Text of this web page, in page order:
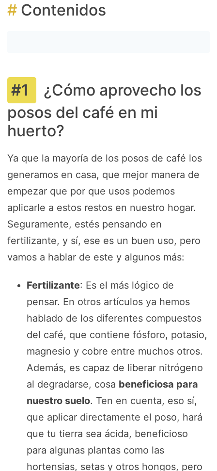
Contenidos
¿Cómo aprovecho los
posos del café en mi
huerto?
Ya que la mayoría de los posos de café los
generamos en casa, que mejor manera de
empezar que por que usos podemos
aplicarle a estos restos en nuestro hogar.
Seguramente, estés pensando en
fertilizante, y sí, ese es un buen uso, pero
vamos a hablar de este y algunos más:
Fertilizante: Es el más lógico de
pensar. En otros artículos ya hemos
hablado de los diferentes compuestos
del café, que contiene fósforo, potasio,
magnesio y cobre entre muchos otros.
Además, es capaz de liberar nitrógeno
al degradarse, cosa beneficiosa para
nuestro suelo. Ten en cuenta, eso sí,
que aplicar directamente el poso, hará
que tu tierra sea ácida, beneficioso
para algunas plantas como las
hortensias, setas y otros hongos, pero